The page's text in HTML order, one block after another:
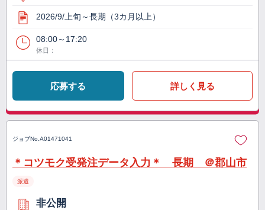
2026/9/上旬～長期（3カ月以上）
08:00～17:20
休日：
応募する 詳しく見る
ジョブNo. A01471041
＊コツモク受発注データ入力＊ 長期 ＠郡山市
派遣
非公開